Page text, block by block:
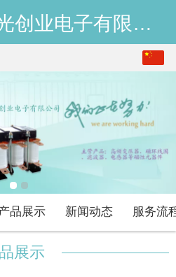
深圳市伟光创业电子有限公司
品展示 新闻动态 服务流
展示